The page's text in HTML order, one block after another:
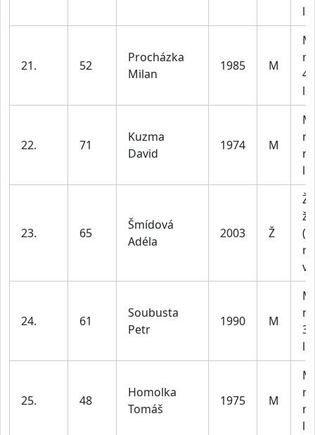
let
21. 52
Procházka
Milan
1985 M
let
22. 71
Kuzma
David
1974 M
let
23. 65
Šmídová
Adéla
2003 Ž
24. 61
Soubusta
Petr
1990 M
let
25. 48
Homolka
Tomáš
1975 M
let